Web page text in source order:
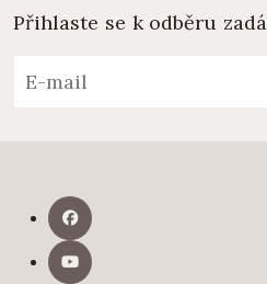
Přihlaste se k odběru